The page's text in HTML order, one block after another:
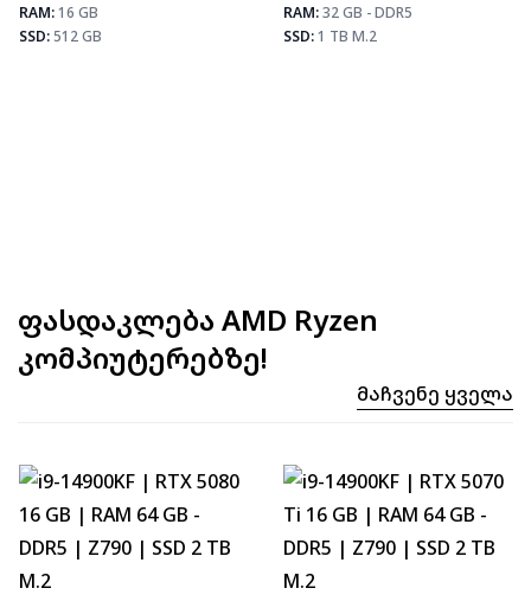
RAM:16 GB
SSD:512 GB
PUBG
193
Fortnite
228
RAM:32 GB - DDR5
SSD:1 TB M.2
ფასდაკლება AMD Ryzen
კომპიუტერებზე!
Მაჩვენე Ყველა